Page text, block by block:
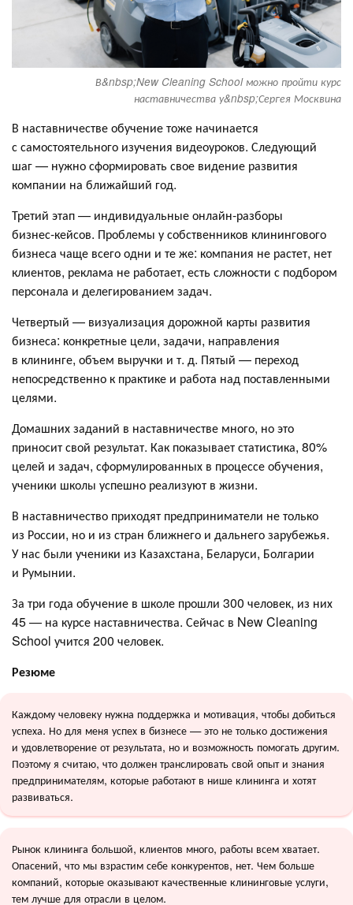
В&nbsp;New Cleaning School можно пройти курс
наставничества у&nbsp;Сергея Москвина
В наставничестве обучение тоже начинается
с самостоятельного изучения видеоуроков. Следующий
шаг — нужно сформировать свое видение развития
компании на ближайший год.
Третий этап — индивидуальные онлайн‑разборы
бизнес‑кейсов. Проблемы у собственников клинингового
бизнеса чаще всего одни и те же: компания не растет, нет
клиентов, реклама не работает, есть сложности с подбором
персонала и делегированием задач.
Четвертый — визуализация дорожной карты развития
бизнеса: конкретные цели, задачи, направления
в клининге, объем выручки и т. д. Пятый — переход
непосредственно к практике и работа над поставленными
целями.
Домашних заданий в наставничестве много, но это
приносит свой результат. Как показывает статистика, 80%
целей и задач, сформулированных в процессе обучения,
ученики школы успешно реализуют в жизни.
В наставничество приходят предприниматели не только
из России, но и из стран ближнего и дальнего зарубежья.
У нас были ученики из Казахстана, Беларуси, Болгарии
и Румынии.
За три года обучение в школе прошли 300 человек, из них
45 — на курсе наставничества. Сейчас в New Cleaning
School учится 200 человек.
Резюме
Каждому человеку нужна поддержка и мотивация, чтобы добиться
успеха. Но для меня успех в бизнесе — это не только достижения
и удовлетворение от результата, но и возможность помогать другим.
Поэтому я считаю, что должен транслировать свой опыт и знания
предпринимателям, которые работают в нише клининга и хотят
развиваться.
Рынок клининга большой, клиентов много, работы всем хватает.
Опасений, что мы взрастим себе конкурентов, нет. Чем больше
компаний, которые оказывают качественные клининговые услуги,
тем лучше для отрасли в целом.